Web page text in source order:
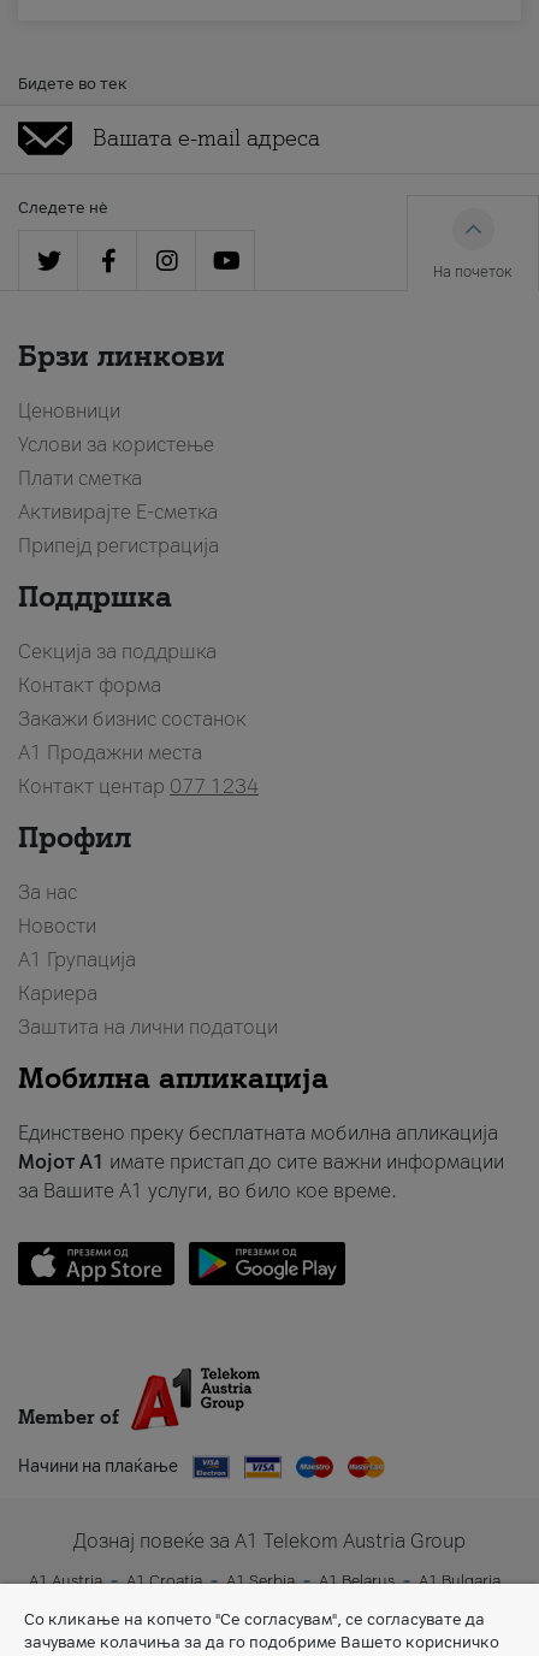
Бидете во тек
Следете нè
На почеток
Брзи линкови
Ценовници
Услови за користење
Плати сметка
Активирајте Е-сметка
Припејд регистрација
Поддршка
Секција за поддршка
Контакт форма
Закажи бизнис состанок
A1 Продажни места
Контакт центар 077 1234
Профил
За нас
Новости
А1 Групација
Кариера
Заштита на лични податоци
Мобилна апликација
Единствено преку бесплатната мобилна апликација
Мојот A1 имате пристап до сите важни информации
за Вашите A1 услуги, во било кое време.
Member of
Начини на плаќање
Дознај повеќе за A1 Telekom Austria Group
A1 Austria A1 Croatia A1 Serbia A1 Belarus
A1 Bulgaria
A1 Slovenia
A1 Digital
Со кликање на копчето "Се согласувам", се согласувате да
зачуваме колачиња за да го подобриме Вашето корисничко